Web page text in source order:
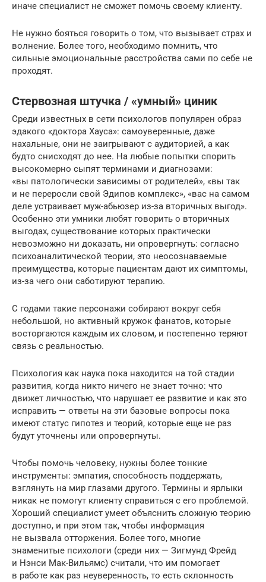
иначе специалист не сможет помочь своему клиенту.
Не нужно бояться говорить о том, что вызывает страх и
волнение. Более того, необходимо помнить, что
сильные эмоциональные расстройства сами по себе не
проходят.
Стервозная штучка / «умный» циник
Среди известных в сети психологов популярен образ
эдакого «доктора Хауса»: самоуверенные, даже
нахальные, они не заигрывают с аудиторией, а как
будто снисходят до нее. На любые попытки спорить
высокомерно сыпят терминами и диагнозами:
«вы патологически зависимы от родителей», «вы так
и не переросли свой Эдипов комплекс», «вас на самом
деле устраивает муж-абьюзер из-за вторичных выгод».
Особенно эти умники любят говорить о вторичных
выгодах, существование которых практически
невозможно ни доказать, ни опровергнуть: согласно
психоаналитической теории, это неосознаваемые
преимущества, которые пациентам дают их симптомы,
из-за чего они саботируют терапию.
С годами такие персонажи собирают вокруг себя
небольшой, но активный кружок фанатов, которые
восторгаются каждым их словом, и постепенно теряют
связь с реальностью.
Психология как наука пока находится на той стадии
развития, когда никто ничего не знает точно: что
движет личностью, что нарушает ее развитие и как это
исправить — ответы на эти базовые вопросы пока
имеют статус гипотез и теорий, которые еще не раз
будут уточнены или опровергнуты.
Чтобы помочь человеку, нужны более тонкие
инструменты: эмпатия, способность поддержать,
взглянуть на мир глазами другого. Термины и ярлыки
никак не помогут клиенту справиться с его проблемой.
Хороший специалист умеет объяснить сложную теорию
доступно, и при этом так, чтобы информация
не вызвала отторжения. Более того, многие
знаменитые психологи (среди них — Зигмунд Фрейд
и Нэнси Мак-Вильямс) считали, что им помогает
в работе как раз неуверенность, то есть склонность